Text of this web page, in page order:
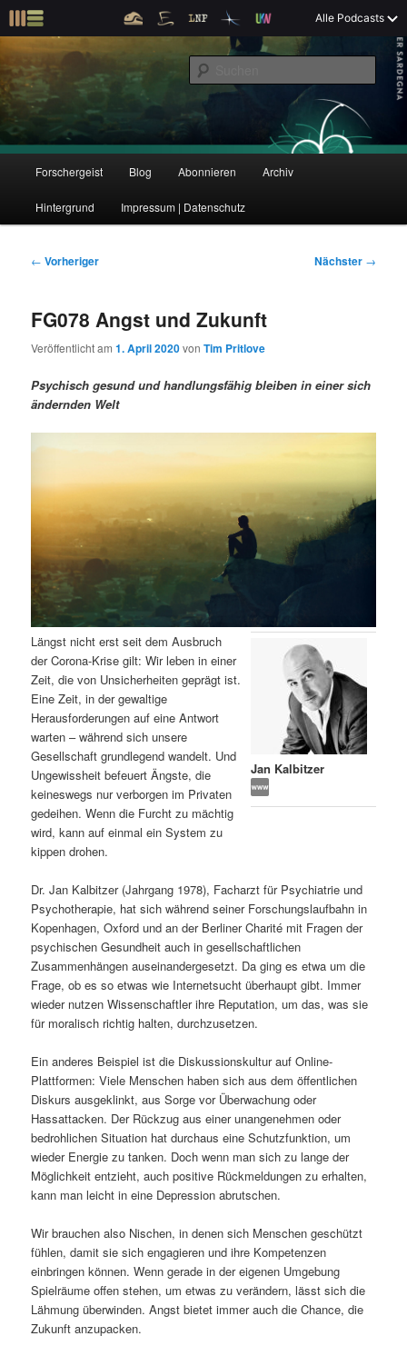
m
p
r
i
ä
Alle Podcasts
Forschergeist
Der Interview-Podcast zu Bildung und Forschung
u
e
p
Z
u
r
m
ä
r
n
I
n
h
a
l
t
s
r
i
n
g
e
Z
u
e
u
n
d
r
e
n
I
n
h
a
l
s
p
r
n
n
Forschergeist Blog Abonnieren Archiv
Hintergrund Impressum | Datenschutz
B
t
a
s
n
a
v
g
a
t
i
o
n
← Vorheriger Nächster →
FG078 Angst und Zukunft
Veröffentlicht am1. April 2020vonTim Pritlove
Psychisch gesund und handlungsfähig bleiben in einer sich
ändernden Welt
Jan Kalbitzer
Längst nicht erst seit dem Ausbruch
der Corona-Krise gilt: Wir leben in einer
Zeit, die von Unsicherheiten geprägt ist.
Eine Zeit, in der gewaltige
Herausforderungen auf eine Antwort
warten – während sich unsere
Gesellschaft grundlegend wandelt. Und
Ungewissheit befeuert Ängste, die
keineswegs nur verborgen im Privaten
gedeihen. Wenn die Furcht zu mächtig
wird, kann auf einmal ein System zu
kippen drohen.
Dr. Jan Kalbitzer (Jahrgang 1978), Facharzt für Psychiatrie und
Psychotherapie, hat sich während seiner Forschungslaufbahn in
Kopenhagen, Oxford und an der Berliner Charité mit Fragen der
psychischen Gesundheit auch in gesellschaftlichen
Zusammenhängen auseinandergesetzt. Da ging es etwa um die
Frage, ob es so etwas wie Internetsucht überhaupt gibt. Immer
wieder nutzen Wissenschaftler ihre Reputation, um das, was sie
für moralisch richtig halten, durchzusetzen.
Ein anderes Beispiel ist die Diskussionskultur auf Online-
Plattformen: Viele Menschen haben sich aus dem öffentlichen
Diskurs ausgeklinkt, aus Sorge vor Überwachung oder
Hassattacken. Der Rückzug aus einer unangenehmen oder
bedrohlichen Situation hat durchaus eine Schutzfunktion, um
wieder Energie zu tanken. Doch wenn man sich zu lange der
Möglichkeit entzieht, auch positive Rückmeldungen zu erhalten,
kann man leicht in eine Depression abrutschen.
Wir brauchen also Nischen, in denen sich Menschen geschützt
fühlen, damit sie sich engagieren und ihre Kompetenzen
einbringen können. Wenn gerade in der eigenen Umgebung
Spielräume offen stehen, um etwas zu verändern, lässt sich die
Lähmung überwinden. Angst bietet immer auch die Chance, die
Zukunft anzupacken.